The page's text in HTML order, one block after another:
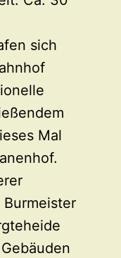
sich
Mal